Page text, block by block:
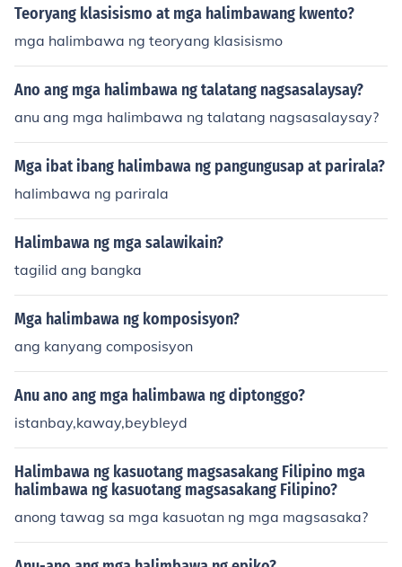
Teoryang klasisismo at mga halimbawang kwento?
mga halimbawa ng teoryang klasisismo
Ano ang mga halimbawa ng talatang nagsasalaysay?
anu ang mga halimbawa ng talatang nagsasalaysay?
Mga ibat ibang halimbawa ng pangungusap at parirala?
halimbawa ng parirala
Halimbawa ng mga salawikain?
tagilid ang bangka
Mga halimbawa ng komposisyon?
ang kanyang composisyon
Anu ano ang mga halimbawa ng diptonggo?
istanbay,kaway,beybleyd
Halimbawa ng kasuotang magsasakang Filipino mga
halimbawa ng kasuotang magsasakang Filipino?
anong tawag sa mga kasuotan ng mga magsasaka?